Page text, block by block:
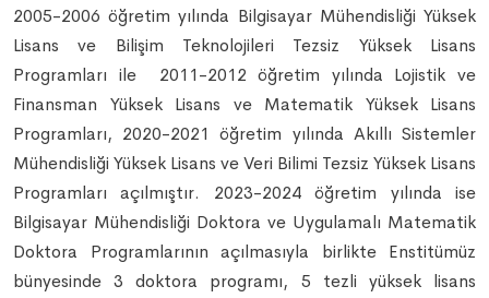
2005-2006 öğretim yılında Bilgisayar Mühendisliği Yüksek
Lisans ve Bilişim Teknolojileri Tezsiz Yüksek Lisans
Programları ile 2011-2012 öğretim yılında Lojistik ve
Finansman Yüksek Lisans ve Matematik Yüksek Lisans
Programları, 2020-2021 öğretim yılında Akıllı Sistemler
Mühendisliği Yüksek Lisans ve Veri Bilimi Tezsiz Yüksek Lisans
Programları açılmıştır. 2023-2024 öğretim yılında ise
Bilgisayar Mühendisliği Doktora ve Uygulamalı Matematik
Doktora Programlarının açılmasıyla birlikte Enstitümüz
bünyesinde 3 doktora programı, 5 tezli yüksek lisans